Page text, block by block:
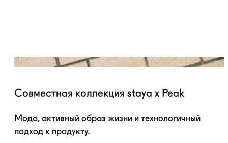
Совместная коллекция staya x Peak
Мода, активный образ жизни и технологичный
подход к продукту.